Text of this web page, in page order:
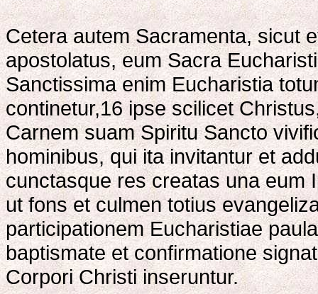
Cetera autem Sacramenta, sicut
apostolatus, eum Sacra
Sanctissima enim Eucharistia
continetur,16 ipse scilicet
Carnem suam Spiritu Sancto
hominibus, qui ita invitantur et
cunctasque res creatas una eum
ut fons et culmen totius
participationem Eucharistiae
baptismate et confirmatione
Corpori Christi inseruntur.